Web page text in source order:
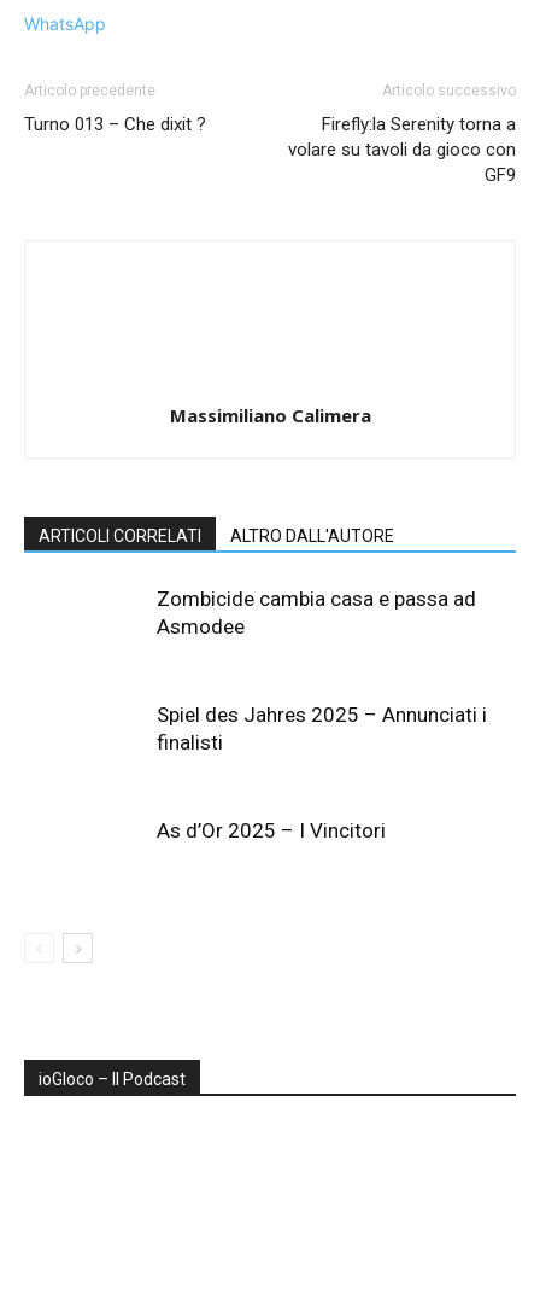
WhatsApp
Articolo precedente
Turno 013 – Che dixit ?
Articolo successivo
Firefly:la Serenity torna a
volare su tavoli da gioco con
GF9
Massimiliano Calimera
ARTICOLI CORRELATI ALTRO DALL'AUTORE
Zombicide cambia casa e passa ad
Asmodee
Spiel des Jahres 2025 – Annunciati i
finalisti
As d’Or 2025 – I Vincitori
ioGIoco – Il Podcast